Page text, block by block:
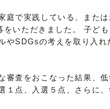
庭で実践している、また
いただきました。 子ど
やSDGsの考えを取り入
査をおこなった結果、
点、入選５点、さらに